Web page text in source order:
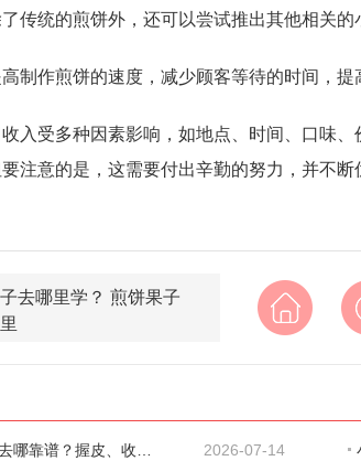
传统的煎饼外，还可以尝试推出其他相关
制作煎饼的速度，减少顾客等待的时间，提
入受多种因素影响，如地点、时间、口味
注意的是，这需要付出辛勤的努力，并不
去哪里学？ 煎饼果子
谱？握皮、收口、捏 2026-07-14